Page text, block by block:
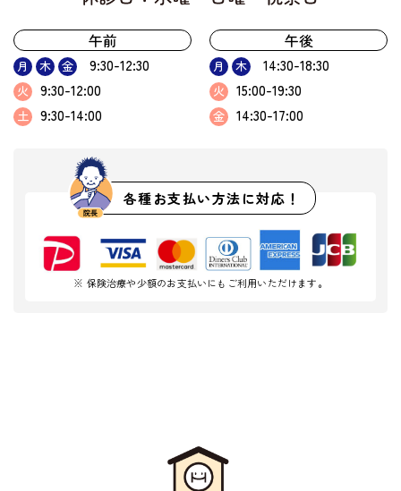
午前
月 木 金 9:30-12:30
火 9:30-12:00
土 9:30-14:00
午後
月 木 14:30-18:30
火 15:00-19:30
金 14:30-17:00
各種お支払い方法に対応！
※ 保険治療や少額のお支払いにもご利用いただけます。